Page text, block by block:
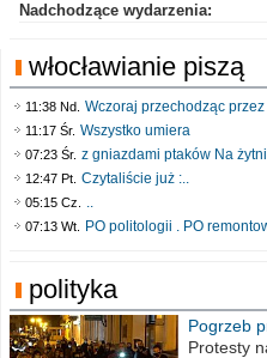
Nadchodzące wydarzenia:
włocławianie piszą
11:38 Nd. Wczoraj przechodząc
11:17 Śr. Wszystko umiera
07:23 Śr. z gniazdami ptaków Na
12:47 Pt. Czytaliście już :..
05:15 Cz. ..
07:13 Wt. PO politologii . PO
polityka
Pogrzeb
poselskim
Protesty